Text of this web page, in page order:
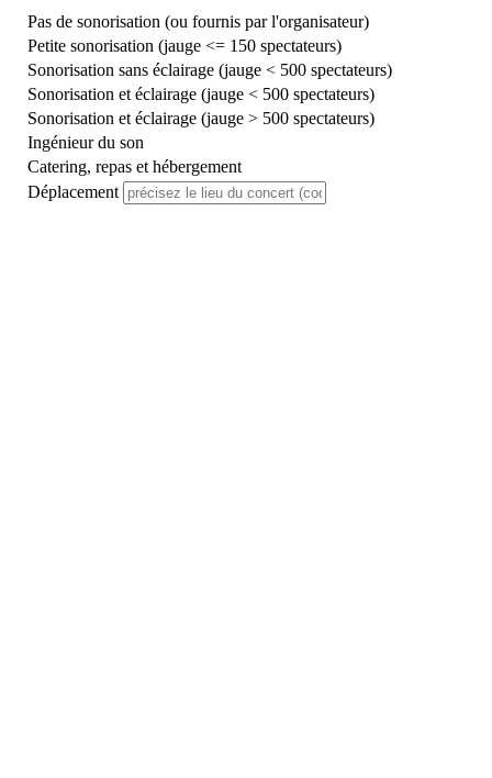
Pas de sonorisation (ou fournis par l'organisateur)
Petite sonorisation (jauge <= 150 spectateurs)
Sonorisation sans éclairage (jauge < 500 spectateurs)
Sonorisation et éclairage (jauge < 500 spectateurs)
Sonorisation et éclairage (jauge > 500 spectateurs)
Ingénieur du son
Catering, repas et hébergement
Déplacement